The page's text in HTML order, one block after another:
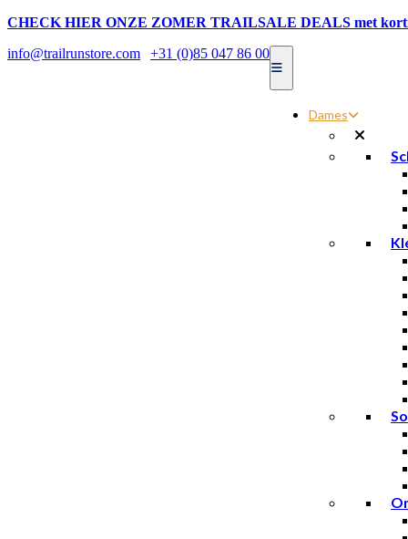
CHECK HIER ONZE ZOMER TRAILSALE DEALS met
info@trailrunstore.com
+31 (0)85 047 86 00
Dames